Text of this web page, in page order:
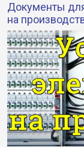
Документы
на